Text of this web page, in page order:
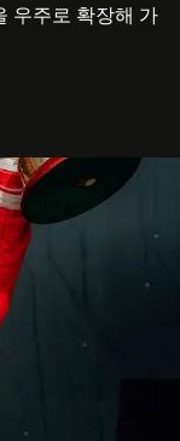
우주로 확장해 가